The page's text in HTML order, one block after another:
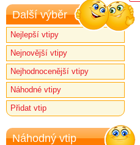
Další výběr
Nejlepší vtipy
Nejnovější vtipy
Nejhodnocenější vtipy
Náhodné vtipy
Přidat vtip
Náhodný vtip